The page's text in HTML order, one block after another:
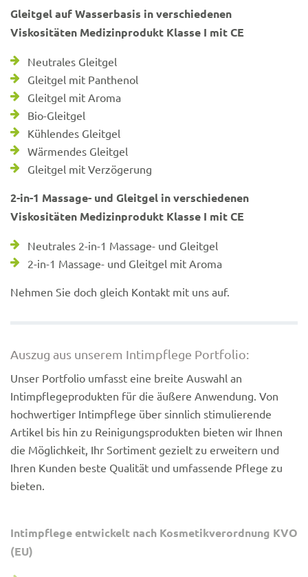
Gleitgel auf Wasserbasis in verschiedenen
Viskositäten Medizinprodukt Klasse I mit CE
Neutrales Gleitgel
Gleitgel mit Panthenol
Gleitgel mit Aroma
Bio-Gleitgel
Kühlendes Gleitgel
Wärmendes Gleitgel
Gleitgel mit Verzögerung
2-in-1 Massage- und Gleitgel in verschiedenen
Viskositäten Medizinprodukt Klasse I mit CE
Neutrales 2-in-1 Massage- und Gleitgel
2-in-1 Massage- und Gleitgel mit Aroma
Nehmen Sie doch gleich Kontakt mit uns auf.
Auszug aus unserem Intimpflege Portfolio:
Unser Portfolio umfasst eine breite Auswahl an
Intimpflegeprodukten für die äußere Anwendung. Von
hochwertiger Intimpflege über sinnlich stimulierende
Artikel bis hin zu Reinigungsprodukten bieten wir Ihnen
die Möglichkeit, Ihr Sortiment gezielt zu erweitern und
Ihren Kunden beste Qualität und umfassende Pflege zu
bieten.
Intimpflege entwickelt nach Kosmetikverordnung KVO
(EU)